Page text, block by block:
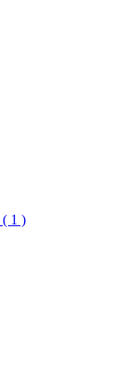
( 1 )